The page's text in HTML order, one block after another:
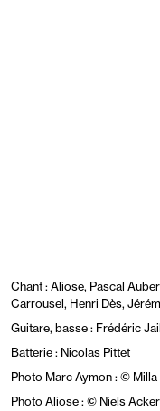
Chant : Aliose, Pascal
Carrousel, Henri Dès,
Guitare, basse : Frédéric
Batterie : Nicolas Pittet
Photo Marc Aymon : ©
Photo Aliose : © Niels